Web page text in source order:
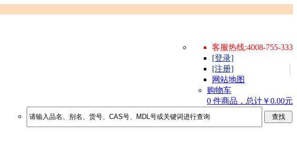
客服热线:4008-755-333
[登录]
[注册]
网站地图
购物车
0 件商品，总计￥0.00元